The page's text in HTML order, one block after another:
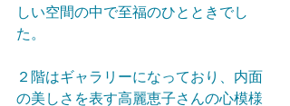
しい空間の中で至福のひとときでし
た。
２階はギャラリーになっており、内面
の美しさを表す高麗恵子さんの心模様